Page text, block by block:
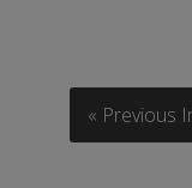
« Previous